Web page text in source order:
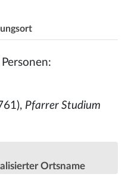
Pfarrer Studium
Ortsname